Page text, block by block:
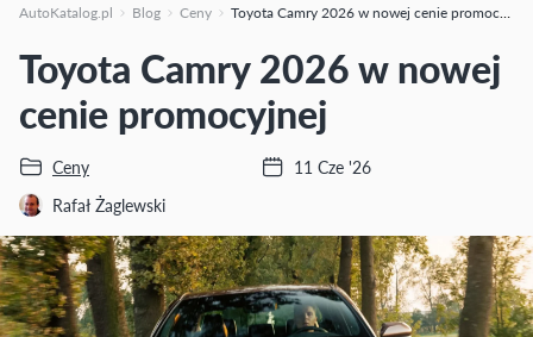
AutoKatalog.pl Blog Ceny Toyota Camry 2026 w nowej cenie promocyjnej
Toyota Camry 2026 w nowej
cenie promocyjnej
Ceny
Rafał Żaglewski
11 Cze '26